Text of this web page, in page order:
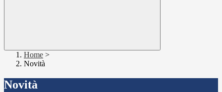
Home >
Novità
Novità